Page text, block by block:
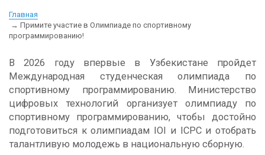
Главная
Примите участие в Олимпиаде по спортивному
программированию!
В 2026 году впервые в Узбекистане пройдет
Международная студенческая олимпиада по
спортивному программированию. Министерство
цифровых технологий организует олимпиаду по
спортивному программированию, чтобы достойно
подготовиться к олимпиадам IOI и ICPC и отобрать
талантливую молодежь в национальную сборную.